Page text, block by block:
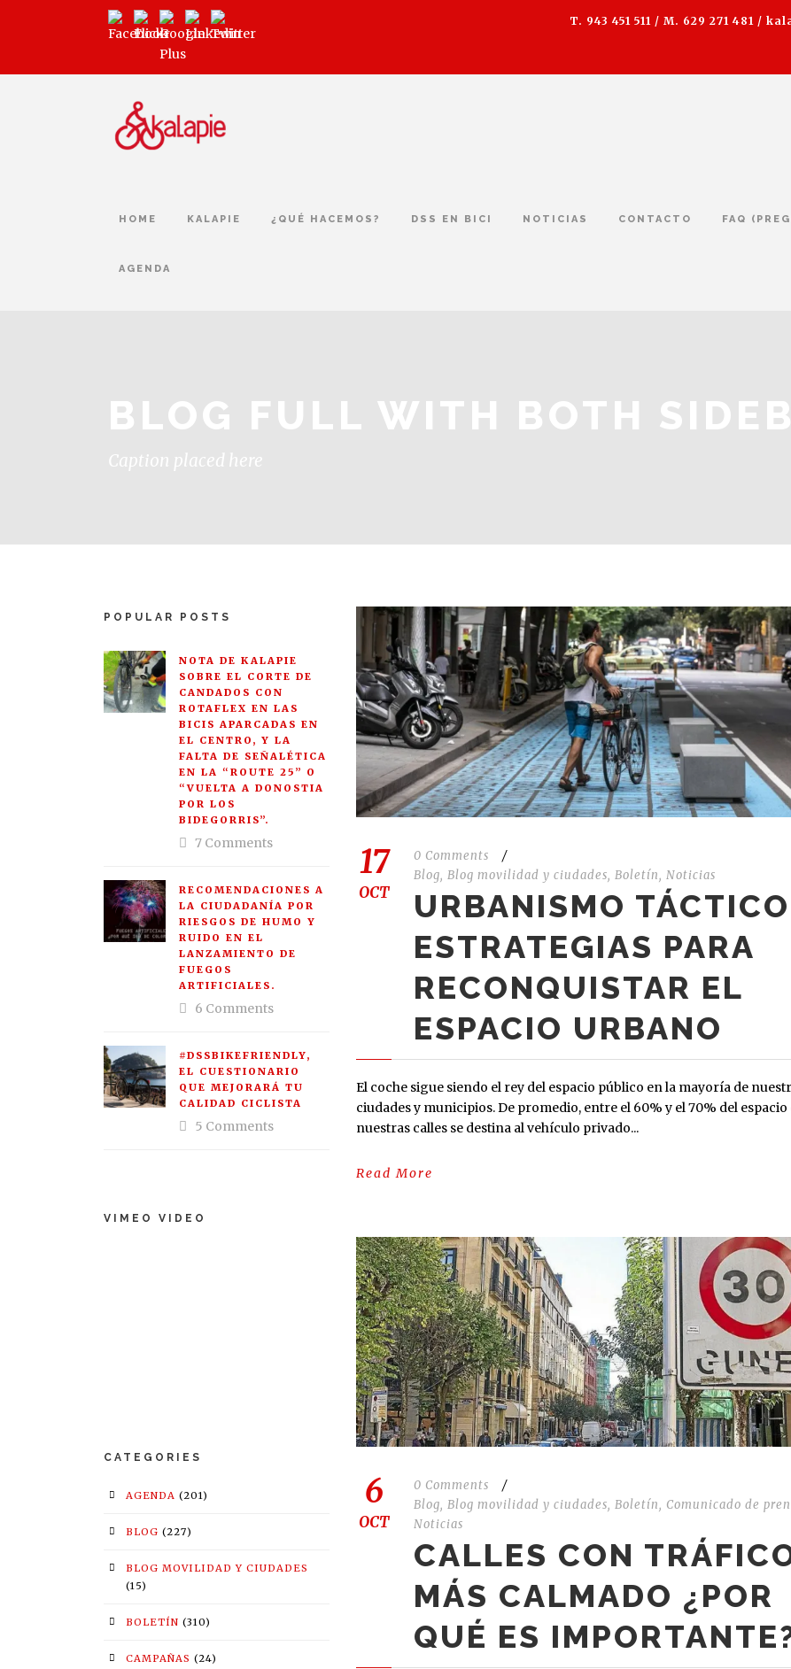
T. 943 451 511 / M. 629 271 481 /
HOME KALAPIE ¿QUÉ HACEMOS? DSS EN BICI NOTICIAS CONTACTO FAQ
AGENDA
BLOG FULL WITH BOTH
Caption placed here
17
OCT
0 Comments
/
Blog, Blog movilidad y ciudades, Boletín, Noticias
URBANISMO
ESTRATEGIAS PARA
RECONQUISTAR EL
ESPACIO URBANO
El coche sigue siendo el rey del espacio público en la mayoría de
ciudades y municipios. De promedio, entre el 60% y el 70% del espacio
nuestras calles se destina al vehículo privado...
Read More
6
OCT
0 Comments
/
Blog, Blog movilidad y ciudades, Boletín, Comunicado de
Noticias
CALLES CON
MÁS CALMADO ¿POR
QUÉ ES
POPULAR POSTS
NOTA DE KALAPIE
SOBRE EL CORTE DE
CANDADOS CON
ROTAFLEX EN LAS
BICIS APARCADAS EN
EL CENTRO, Y LA
FALTA DE SEÑALÉTICA
EN LA “ROUTE 25” O
“VUELTA A DONOSTIA
POR LOS
BIDEGORRIS”.
7 Comments
RECOMENDACIONES A
LA CIUDADANÍA POR
RIESGOS DE HUMO Y
RUIDO EN EL
LANZAMIENTO DE
FUEGOS
ARTIFICIALES.
6 Comments
#DSSBIKEFRIENDLY,
EL CUESTIONARIO
QUE MEJORARÁ TU
CALIDAD CICLISTA
5 Comments
VIMEO VIDEO
CATEGORIES
AGENDA (201)
BLOG (227)
BLOG MOVILIDAD Y CIUDADES
(15)
BOLETÍN (310)
CAMPAÑAS (24)